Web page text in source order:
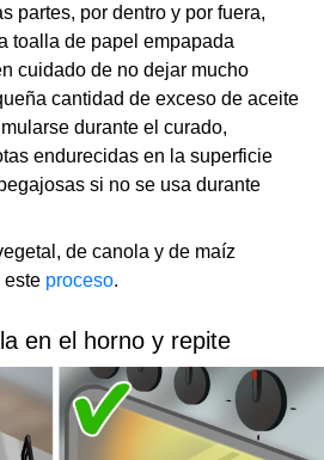
partes, por dentro y por fuera,
toalla de papel empapada
cuidado de no dejar mucho
cantidad de exceso de aceite
durante el curado,
endurecidas en la superficie
si no se usa durante
de canola y de maíz
este proceso.
en el horno y repite